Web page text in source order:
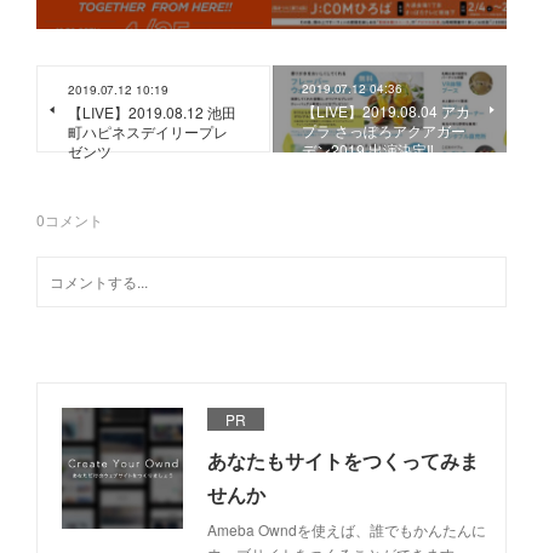
2019.07.12 10:19
【LIVE】2019.08.12 池田
町ハピネスデイリープレ
ゼンツ
2019.07.12 04:36
【LIVE】2019.08.04 アカ
プラ さっぽろアクアガー
デン2019 出演決定‼️
0コメント
PR
あなたもサイトをつくってみま
せんか
Ameba Owndを使えば、誰でもかんたんに